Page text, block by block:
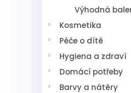
Výhodná
Kosmetika
Péče o dítě
Hygiena a zdraví
Domácí potřeby
Barvy a nátěry